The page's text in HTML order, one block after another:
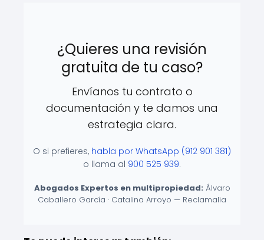
¿Quieres una revisión
gratuita de tu caso?
Envíanos tu contrato o
documentación y te damos una
estrategia clara.
O si prefieres, habla por WhatsApp (912 901 381)
o llama al 900 525 939.
Abogados Expertos en multipropiedad: Álvaro
Caballero García · Catalina Arroyo — Reclamalia